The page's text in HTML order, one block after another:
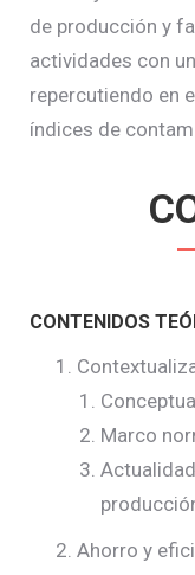
de producción y
actividades con
repercutiendo en
índices de
CONTENIDOS
Marco
Ahorro y